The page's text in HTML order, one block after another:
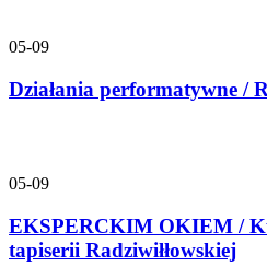
05-09
Działania performatywne /
05-09
EKSPERCKIM OKIEM /
tapiserii Radziwiłłowskiej